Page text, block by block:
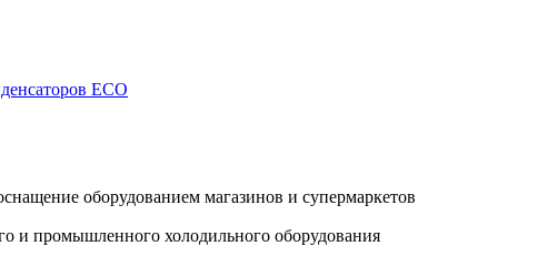
ECO
оборудованием магазинов и супермаркетов
и промышленного холодильного оборудования